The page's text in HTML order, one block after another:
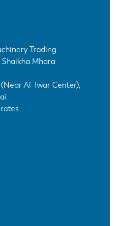
Trading
Mhara
Al Twar Center),